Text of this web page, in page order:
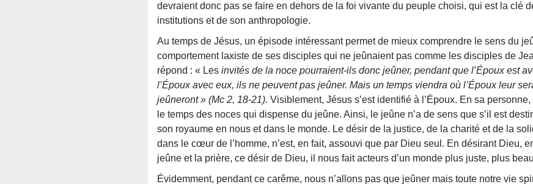
devraient donc pas se faire en dehors de la foi vivante du peuple choisi, qui est la clé
institutions et de son anthropologie.
Au temps de Jésus, un épisode intéressant permet de mieux comprendre le sens du
comportement laxiste de ses disciples qui ne jeûnaient pas comme les disciples de
répond : « Les invités de la noce pourraient-ils donc jeûner, pendant que l’Époux est
l’Époux avec eux, ils ne peuvent pas jeûner. Mais un temps viendra où l’Époux leur
jeûneront » (Mc 2, 18-21). Visiblement, Jésus s’est identifié à l’Époux. En sa
le temps des noces qui dispense du jeûne. Ainsi, le jeûne n’a de sens que s’il est
son royaume en nous et dans le monde. Le désir de la justice, de la charité et de la
dans le cœur de l’homme, n’est, en fait, assouvi que par Dieu seul. En désirant Dieu,
jeûne et la prière, ce désir de Dieu, il nous fait acteurs d’un monde plus juste, plus
Évidemment, pendant ce carême, nous n’allons pas que jeûner mais toute notre vie